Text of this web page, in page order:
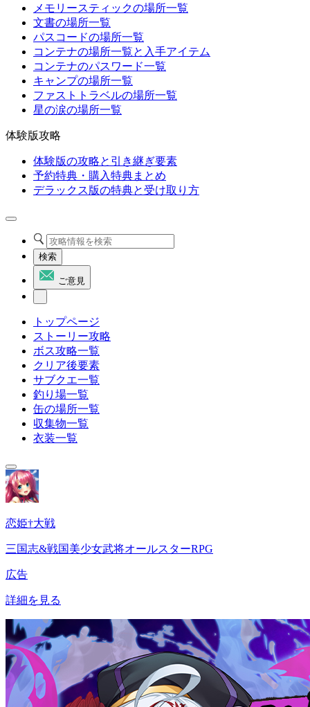
メモリースティックの場所一覧
文書の場所一覧
パスコードの場所一覧
コンテナの場所一覧と入手アイテム
コンテナのパスワード一覧
キャンプの場所一覧
ファストトラベルの場所一覧
星の涙の場所一覧
体験版攻略
体験版の攻略と引き継ぎ要素
予約特典・購入特典まとめ
デラックス版の特典と受け取り方
検索
ご意見
トップページ
ストーリー攻略
ボス攻略一覧
クリア後要素
サブクエ一覧
釣り場一覧
缶の場所一覧
収集物一覧
衣装一覧
恋姫†大戦
三国志&戦国美少女武将オールスターRPG
広告
詳細を見る